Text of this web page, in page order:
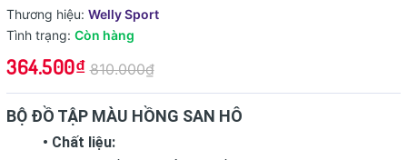
Thương hiệu: Welly Sport
Tình trạng: Còn hàng
364.500₫ 810.000₫
BỘ ĐỒ TẬP MÀU HỒNG SAN HÔ
• Chất liệu: